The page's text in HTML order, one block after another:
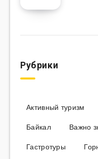
Рубрики
Активный туризм
Байкал
Важно
Гастротуры